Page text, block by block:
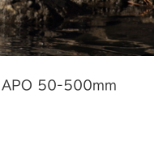
APO 50-500mm